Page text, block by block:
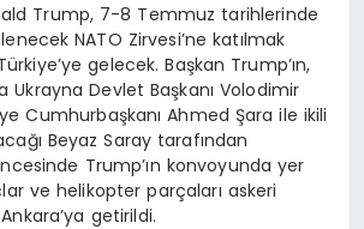
Trump, 7-8 Temmuz tarihlerinde
NATO Zirvesi’ne katılmak
gelecek. Başkan Trump’ın,
Ukrayna Devlet Başkanı Volodimir
Cumhurbaşkanı Ahmed Şara ile ikili
Beyaz Saray tarafından
Trump’ın konvoyunda yer
ve helikopter parçaları askeri
getirildi.